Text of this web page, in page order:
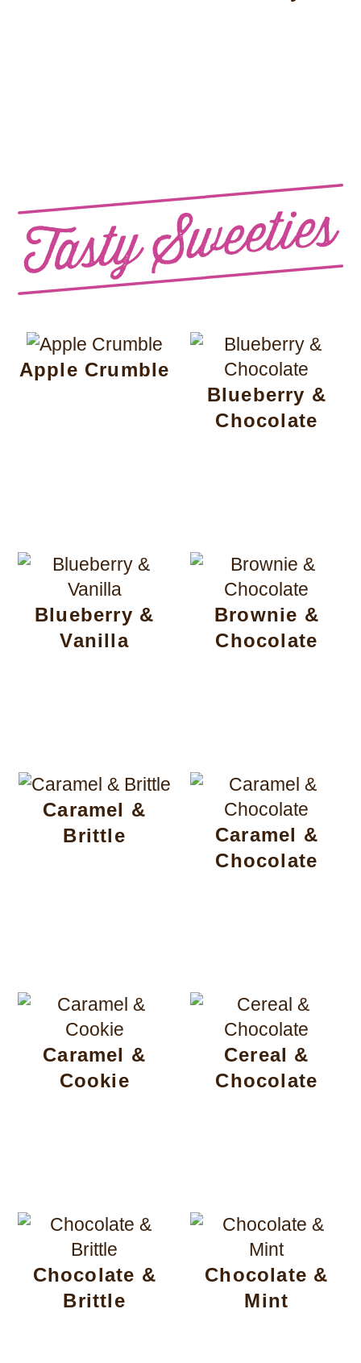
Apple Crumble
Blueberry &
Chocolate
Blueberry &
Vanilla
Brownie &
Chocolate
Caramel &
Brittle
Caramel &
Chocolate
Caramel &
Cookie
Cereal &
Chocolate
Chocolate &
Brittle
Chocolate &
Mint